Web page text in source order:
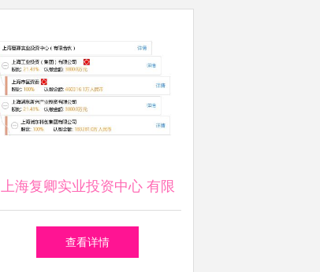
上海复卿实业投资中心 有限
合伙架构下的实业投资实践与
查看详情